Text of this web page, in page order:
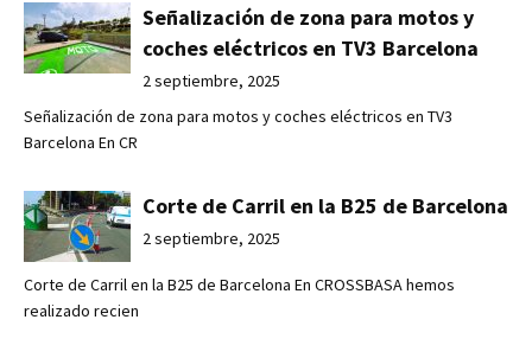
Señalización de zona para motos y
coches eléctricos en TV3 Barcelona
2 septiembre, 2025
Señalización de zona para motos y coches eléctricos en TV3
Barcelona En CR
Corte de Carril en la B25 de Barcelona
2 septiembre, 2025
Corte de Carril en la B25 de Barcelona En CROSSBASA hemos
realizado recien